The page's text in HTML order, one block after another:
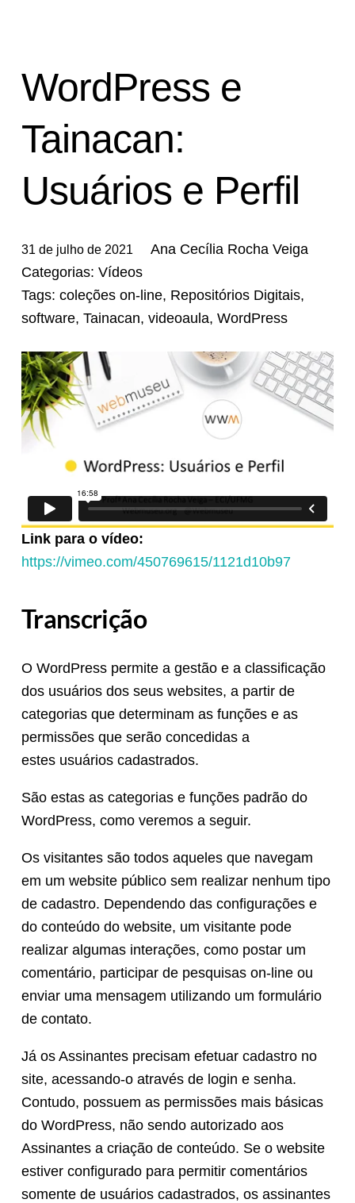
WordPress e
Tainacan:
Usuários e Perfil
31 de julho de 2021
Ana Cecília Rocha Veiga
Categorias: Vídeos
Tags: coleções on-line, Repositórios Digitais,
software, Tainacan, videoaula, WordPress
Link para o vídeo:
https://vimeo.com/450769615/1121d10b97
Transcrição
O WordPress permite a gestão e a classificação
dos usuários dos seus websites, a partir de
categorias que determinam as funções e as
permissões que serão concedidas a
estes usuários cadastrados.
São estas as categorias e funções padrão do
WordPress, como veremos a seguir.
Os visitantes são todos aqueles que navegam
em um website público sem realizar nenhum tipo
de cadastro. Dependendo das configurações e
do conteúdo do website, um visitante pode
realizar algumas interações, como postar um
comentário, participar de pesquisas on-line ou
enviar uma mensagem utilizando um formulário
de contato.
Já os Assinantes precisam efetuar cadastro no
site, acessando-o através de login e senha.
Contudo, possuem as permissões mais básicas
do WordPress, não sendo autorizado aos
Assinantes a criação de conteúdo. Se o website
estiver configurado para permitir comentários
somente de usuários cadastrados, os assinantes